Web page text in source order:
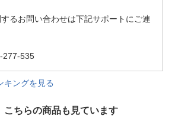
るお問い合わせは下記サポートにご連
277-535
キングを見る
こちらの商品も見ています